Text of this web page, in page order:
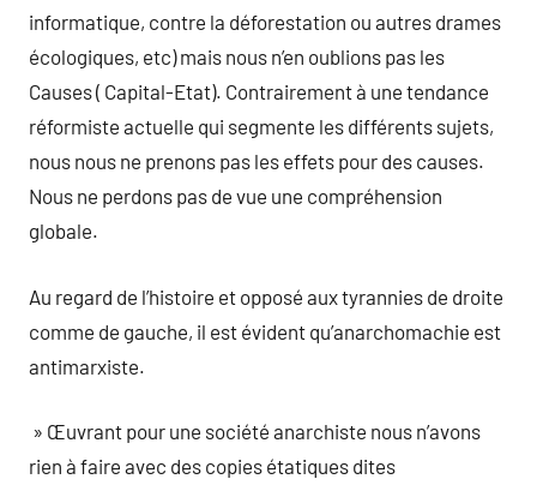
informatique, contre la déforestation ou autres drames
écologiques, etc) mais nous n’en oublions pas les
Causes ( Capital-Etat). Contrairement à une tendance
réformiste actuelle qui segmente les différents sujets,
nous nous ne prenons pas les effets pour des causes.
Nous ne perdons pas de vue une compréhension
globale.
Au regard de l’histoire et opposé aux tyrannies de droite
comme de gauche, il est évident qu’anarchomachie est
antimarxiste.
» Œuvrant pour une société anarchiste nous n’avons
rien à faire avec des copies étatiques dites